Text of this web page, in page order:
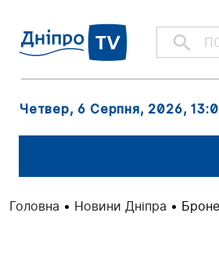
Четвер, 6 Серпня, 2026,
Головна • Новини Дніпра •